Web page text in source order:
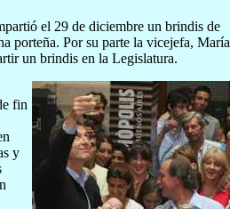
el 29 de diciembre un brindis de
porteña. Por su parte la vicejefa, María
un brindis en la Legislatura.
fin
y